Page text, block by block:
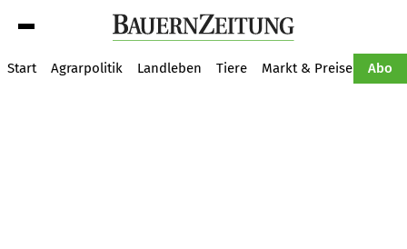
Start Agrarpolitik Landleben Tiere Markt & Preise Abo